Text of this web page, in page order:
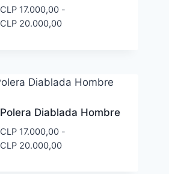
CLP17.000,00 -
CLP20.000,00Rango
CLP 17.000,00
CLP 20.000,00
Polera Diablada Hombre
CLP17.000,00 -
CLP20.000,00Rango